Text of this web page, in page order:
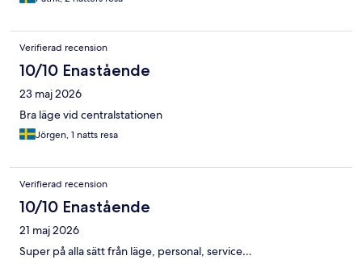
Verifierad recension
10/10 Enastående
23 maj 2026
Bra läge vid centralstationen
Jörgen, 1 natts resa
Verifierad recension
10/10 Enastående
21 maj 2026
Super på alla sätt från läge, personal, service…